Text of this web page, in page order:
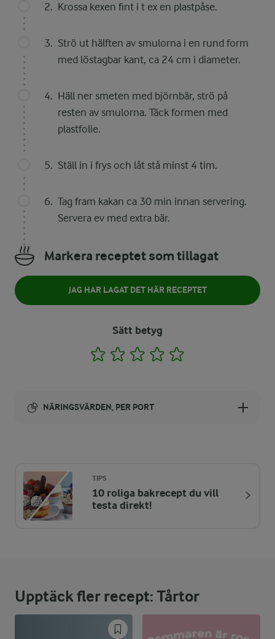
Krossa kexen fint i t ex en plastpåse.
Strö ut hälften av smulorna i en rund form
med löstagbar kant, ca 24 cm i diameter.
Häll ner smeten med björnbär, strö på
resten av smulorna. Täck formen med
plastfolie.
Ställ in i frys och låt stå minst 4 tim.
Tag fram kakan ca 30 min innan servering.
Servera ev med extra bär.
Markera receptet som tillagat
JAG HAR LAGAT DET HÄR RECEPTET
Sätt betyg
1 2 3 4
NÄRINGSVÄRDEN, PER PORT
ENERGIDISTRIBUTION %
NÄRINGSVÄRDEN PER PORT
Fett:
40,4 %
10,8 g
TIPS
10 roliga bakrecept du vill
testa direkt!
Upptäck fler recept: Tårtor